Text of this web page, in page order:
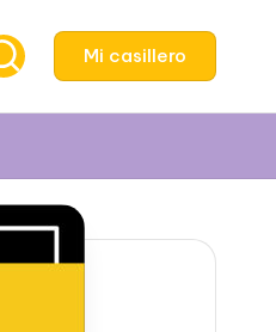
Mi casillero